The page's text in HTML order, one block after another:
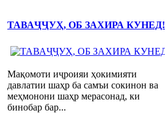
ТАВАҶҶУҲ, ОБ ЗАХИРА КУНЕД!
Мақомоти иҷроияи ҳокимияти
давлатии шаҳр ба самъи сокинон ва
меҳмонони шаҳр мерасонад, ки
бинобар бар...